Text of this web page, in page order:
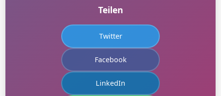
Teilen
Twitter
Facebook
LinkedIn